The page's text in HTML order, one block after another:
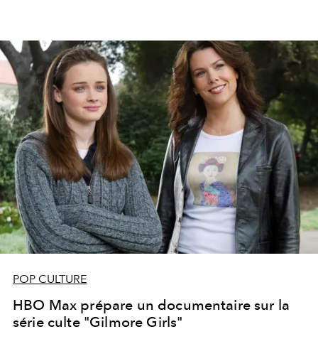
POP CULTURE
HBO Max prépare un documentaire sur la
série culte "Gilmore Girls"